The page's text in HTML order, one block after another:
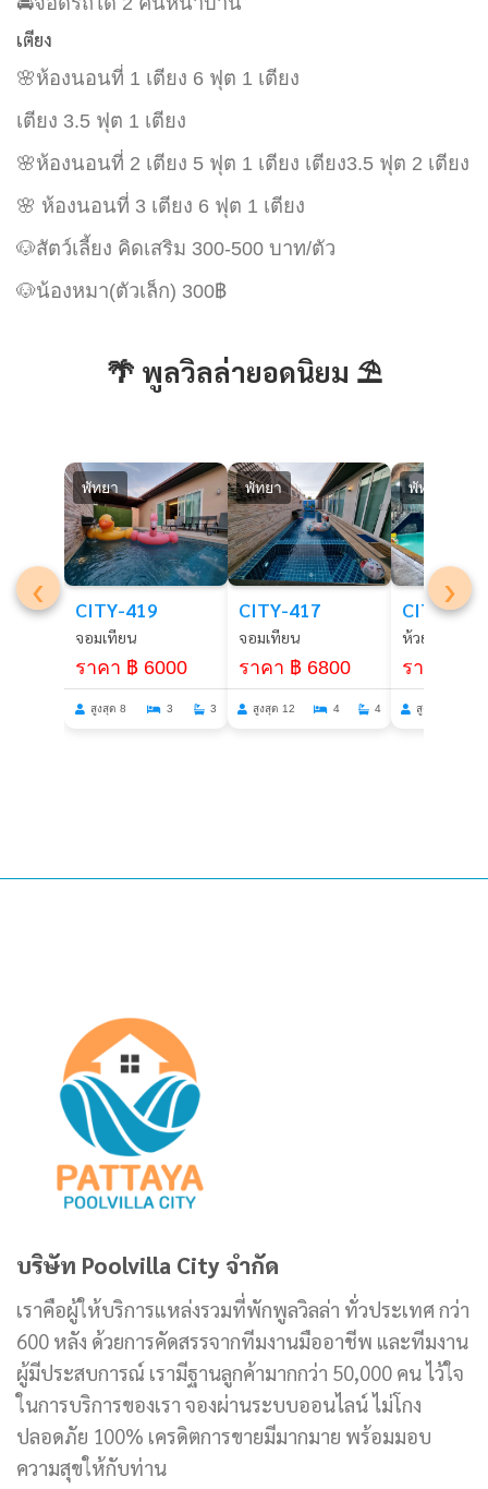
เตียง
🌸ห้องนอนที่ 1 เตียง 6 ฟุต 1 เตียง
เตียง 3.5 ฟุต 1 เตียง
🌸ห้องนอนที่ 2 เตียง 5 ฟุต 1 เตียง เตียง3.5 ฟุต 2 เตียง
🌸 ห้องนอนที่ 3 เตียง 6 ฟุต 1 เตียง
🐶สัตว์เลี้ยง คิดเสริม 300-500 บาท/ตัว
🐶น้องหมา(ตัวเล็ก) 300฿
🌴 พูลวิลล่ายอดนิยม ⛱️
‹ ›
พัทยา
CITY-419
จอมเทียน
ราคา ฿ 6000
สูงสุด 8 3 3
พัทยา
CITY-417
จอมเทียน
ราคา ฿ 6800
สูงสุด 12 4 4
พัทยา
CITY-367
ห้วยใหญ่
ราคา ฿
สูงสุด 30
บริษัท Poolvilla City จำกัด
เราคือผู้ให้บริการแหล่งรวมที่พักพูลวิลล่า ทั่วประเทศ กว่า
600 หลัง ด้วยการคัดสรรจากทีมงานมืออาชีพ และทีมงาน
ผู้มีประสบการณ์ เรามีฐานลูกค้ามากกว่า 50,000 คน ไว้ใจ
ในการบริการของเรา จองผ่านระบบออนไลน์ ไม่โกง
ปลอดภัย 100% เครดิตการขายมีมากมาย พร้อมมอบ
ความสุขให้กับท่าน